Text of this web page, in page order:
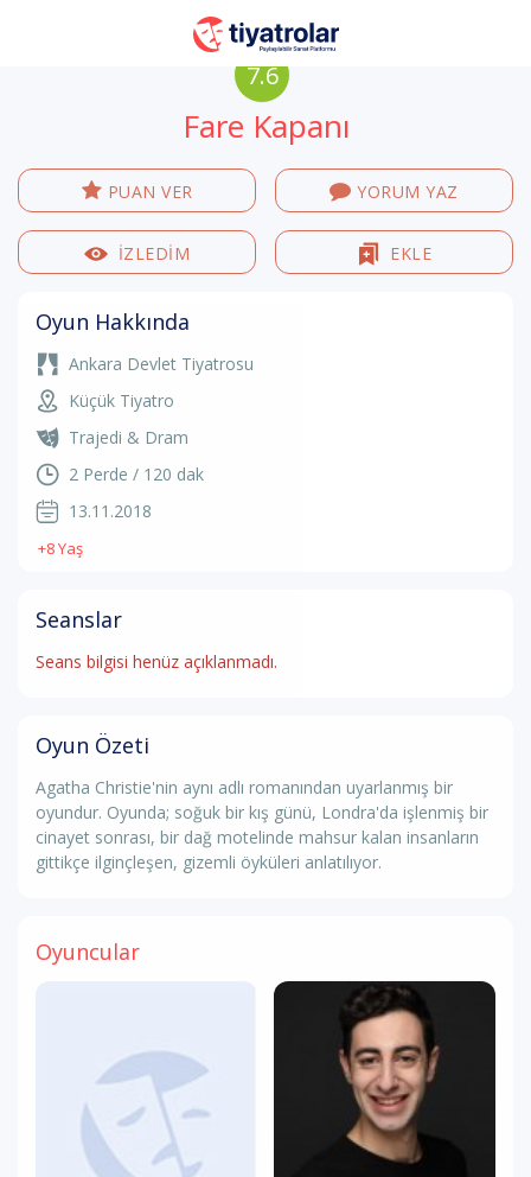
7.6
Fare Kapanı
PUAN VER YORUM YAZ
İZLEDİM EKLE
Oyun Hakkında
Ankara Devlet Tiyatrosu
Küçük Tiyatro
Trajedi & Dram
2 Perde / 120 dak
13.11.2018
+8 Yaş
Seanslar
Seans bilgisi henüz açıklanmadı.
Oyun Özeti
Agatha Christie'nin aynı adlı romanından uyarlanmış bir
oyundur. Oyunda; soğuk bir kış günü, Londra'da işlenmiş bir
cinayet sonrası, bir dağ motelinde mahsur kalan insanların
gittikçe ilginçleşen, gizemli öyküleri anlatılıyor.
Oyuncular